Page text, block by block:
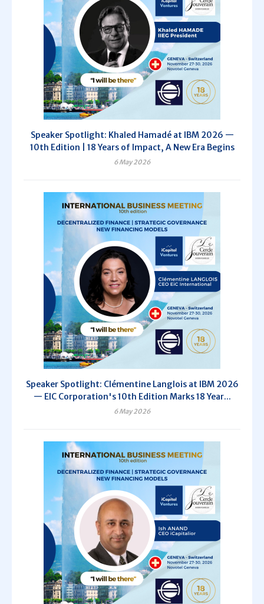
Speaker Spotlight: Khaled Hamadé at IBM 2026 —
10th Edition | 18 Years of Impact, A New Era Begins
6 May 2026
Speaker Spotlight: Clémentine Langlois at IBM 2026
— EIC Corporation's 10th Edition Marks 18 Year...
6 May 2026